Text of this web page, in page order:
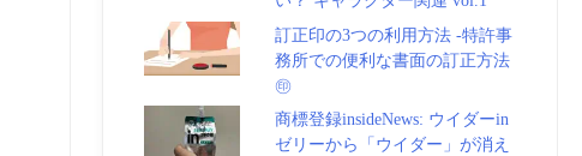
訂正印の3つの利用方法 -特許事
務所での便利な書面の訂正方法
㊞
商標登録insideNews: ウイダーin
ゼリーから「ウイダー」が消え